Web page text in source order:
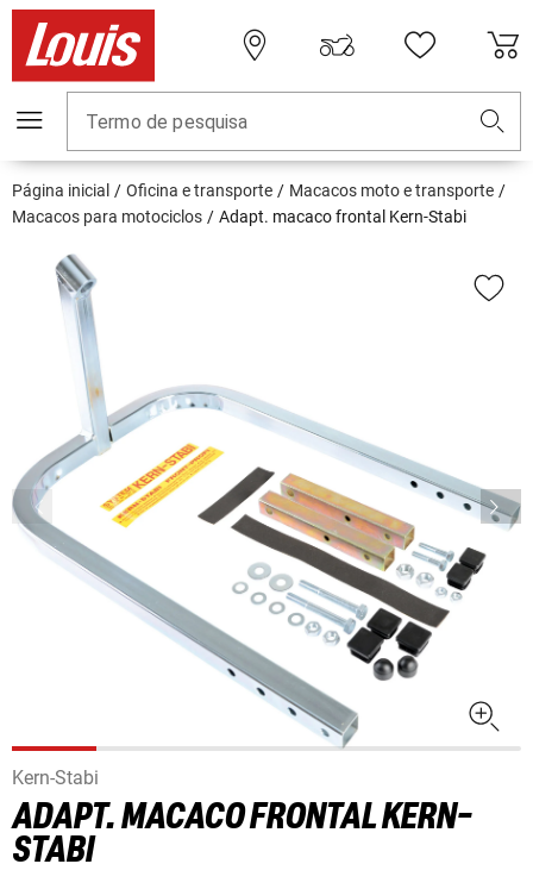
Termo de pesquisa
Página inicial Oficina e transporte
Macacos moto e transporte
Macacos para motociclos
Adapt. macaco frontal Kern-Stabi
Kern-Stabi
ADAPT. MACACO FRONTAL KERN-
STABI